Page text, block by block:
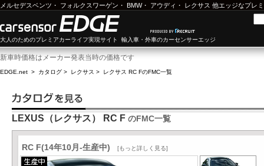
メルセデスベンツ ・ フォルクスワーゲン ・ BMW・ アウディ ・ レクサス 他エッジなプレ
大人のためのプレミアカーライフ実現サイト 輸入車・外車のカーセンサーエッジ
新車時価格はメーカー発表当時の価格です
EDGE.net > カタログ > レクサス > レクサス RC FのFMC一覧
LEXUS（レクサス） RC F のFMC一覧
RC F(14年10月-生産中) [もっと詳しく見る]